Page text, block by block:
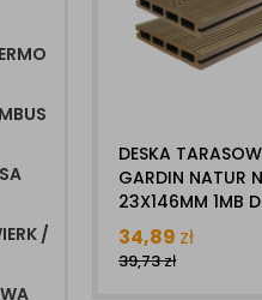
/
DESKA
GARDIN NATUR
23X146MM 1MB
KOMPOZYTOWA -
SPRAWDŹ INNE
DŁUGOŚCI
34,89 zł
39,73zł